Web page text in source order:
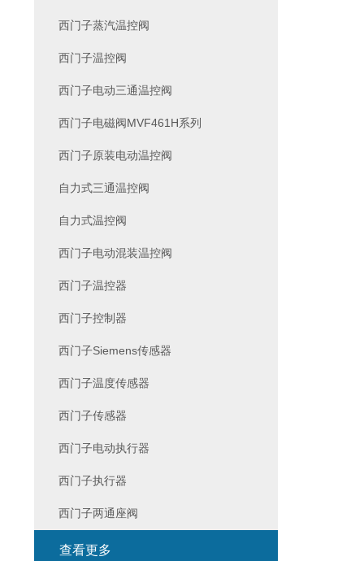
西门子蒸汽温控阀
西门子温控阀
西门子电动三通温控阀
西门子电磁阀MVF461H系列
西门子原装电动温控阀
自力式三通温控阀
自力式温控阀
西门子电动混装温控阀
西门子温控器
西门子控制器
西门子Siemens传感器
西门子温度传感器
西门子传感器
西门子电动执行器
西门子执行器
西门子两通座阀
查看更多